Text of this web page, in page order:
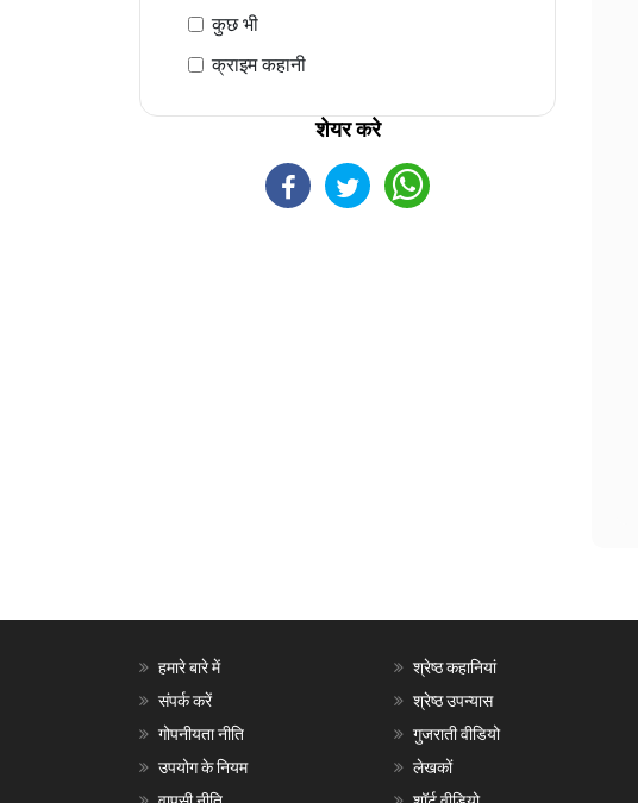
कुछ भी
क्राइम कहानी
शेयर करे
हमारे बारे में
संपर्क करें
गोपनीयता नीति
उपयोग के नियम
श्रेष्ठ कहानियां
श्रेष्ठ उपन्यास
गुजराती वीडियो
लेखकों